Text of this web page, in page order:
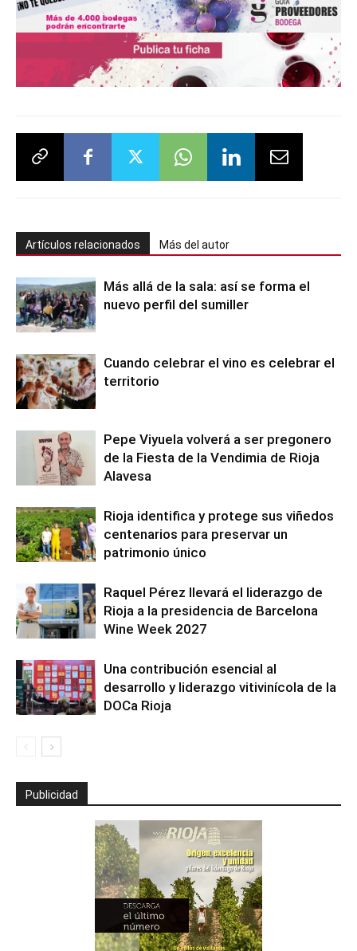
Artículos relacionados Más del autor
Más allá de la sala: así se forma el
nuevo perfil del sumiller
Cuando celebrar el vino es celebrar el
territorio
Pepe Viyuela volverá a ser pregonero
de la Fiesta de la Vendimia de Rioja
Alavesa
Rioja identifica y protege sus viñedos
centenarios para preservar un
patrimonio único
Raquel Pérez llevará el liderazgo de
Rioja a la presidencia de Barcelona
Wine Week 2027
Una contribución esencial al
desarrollo y liderazgo vitivinícola de la
DOCa Rioja
Publicidad